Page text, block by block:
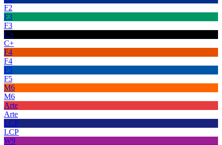
F2
F3
F3
C+
C+
F4
F4
F5
F5
M6
M6
Arte
Arte
LCP
LCP
W9